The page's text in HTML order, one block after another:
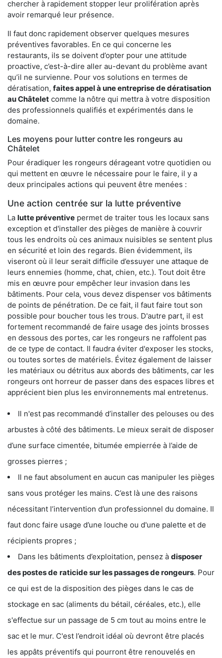
chercher à rapidement stopper leur prolifération après
avoir remarqué leur présence.
Il faut donc rapidement observer quelques mesures
préventives favorables. En ce qui concerne les
restaurants, ils se doivent d’opter pour une attitude
proactive, c’est-à-dire aller au-devant du problème avant
qu’il ne survienne. Pour vos solutions en termes de
dératisation, faites appel à une entreprise de dératisation
au Châtelet comme la nôtre qui mettra à votre disposition
des professionnels qualifiés et expérimentés dans le
domaine.
Les moyens pour lutter contre les rongeurs au
Châtelet
Pour éradiquer les rongeurs dérageant votre quotidien ou
qui mettent en œuvre le nécessaire pour le faire, il y a
deux principales actions qui peuvent être menées :
Une action centrée sur la lutte préventive
La lutte préventive permet de traiter tous les locaux sans
exception et d'installer des pièges de manière à couvrir
tous les endroits où ces animaux nuisibles se sentent plus
en sécurité et loin des regards. Bien évidemment, ils
viseront où il leur serait difficile d’essuyer une attaque de
leurs ennemies (homme, chat, chien, etc.). Tout doit être
mis en œuvre pour empêcher leur invasion dans les
bâtiments. Pour cela, vous devez dispenser vos bâtiments
de points de pénétration. De ce fait, il faut faire tout son
possible pour boucher tous les trous. D'autre part, il est
fortement recommandé de faire usage des joints brosses
en dessous des portes, car les rongeurs ne raffolent pas
de ce type de contact. Il faudra éviter d'exposer les stocks,
ou toutes sortes de matériels. Évitez également de laisser
les matériaux ou détritus aux abords des bâtiments, car les
rongeurs ont horreur de passer dans des espaces libres et
apprécient bien plus les environnements mal entretenus.
Il n'est pas recommandé d’installer des pelouses ou des
arbustes à côté des bâtiments. Le mieux serait de disposer
d’une surface cimentée, bitumée empierrée à l’aide de
grosses pierres ;
Il ne faut absolument en aucun cas manipuler les pièges
sans vous protéger les mains. C’est là une des raisons
nécessitant l’intervention d’un professionnel du domaine. Il
faut donc faire usage d’une louche ou d'une palette et de
récipients propres ;
Dans les bâtiments d’exploitation, pensez à disposer
des postes de raticide sur les passages de rongeurs. Pour
ce qui est de la disposition des pièges dans le cas de
stockage en sac (aliments du bétail, céréales, etc.), elle
s'effectue sur un passage de 5 cm tout au moins entre le
sac et le mur. C'est l’endroit idéal où devront être placés
les appâts préventifs qui pourront être renouvelés en